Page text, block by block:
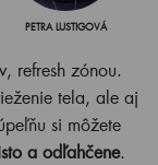
PETRA LUSTIGOVÁ
refresh zónou.
tela, ale aj
si môžete
a odľahčene.